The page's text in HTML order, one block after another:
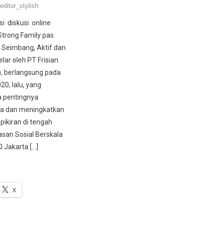
editor_stylish
diskusi online
Family pas
Seimbang, Aktif dan
oleh PT Frisian
berlangsung pada
lalu, yang
pentingnya
dan meningkatkan
di tengah
Sosial Berskala
Jakarta […]
X